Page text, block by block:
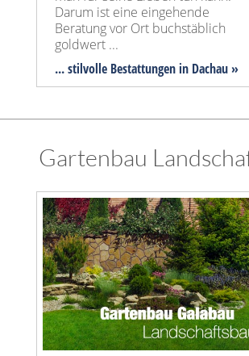
Darum ist eine eingehende
Beratung vor Ort buchstäblich
goldwert ...
... stilvolle Bestattungen in Dachau »
Gartenbau